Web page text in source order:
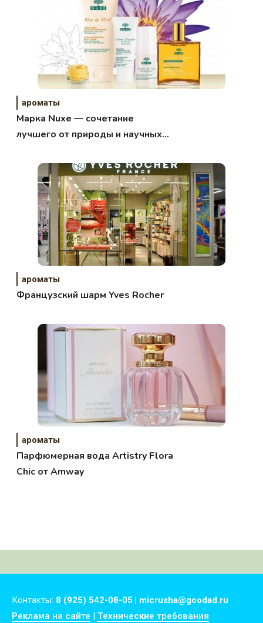
ароматы
Марка Nuxe — сочетание
лучшего от природы и научных
ароматы
Французский шарм Yves Rocher
ароматы
Парфюмерная вода Artistry Flora
Chic от Amway
Контакты: 8 (925) 542-08-05 | micrusha@goodad.ru
Реклама на сайте
Технические требования